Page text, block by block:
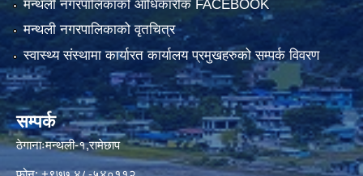
मन्थली नगरपालिकाको आधिकारीक FACEBOOK
मन्थली नगरपालिकाको वृतचित्र
स्वास्थ्य संस्थामा कार्यारत कार्यालय प्रमुखहरुको सम्पर्क विवरण
सम्पर्क
ठेगानाःमन्थली-१,रामेछाप